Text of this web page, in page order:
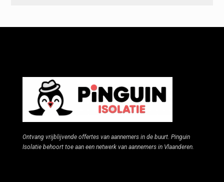
Ontvang vrijblijvende offertes van aannemers in de buurt. Pinguin
Isolatie behoort toe aan een netwerk van aannemers in Vlaanderen.